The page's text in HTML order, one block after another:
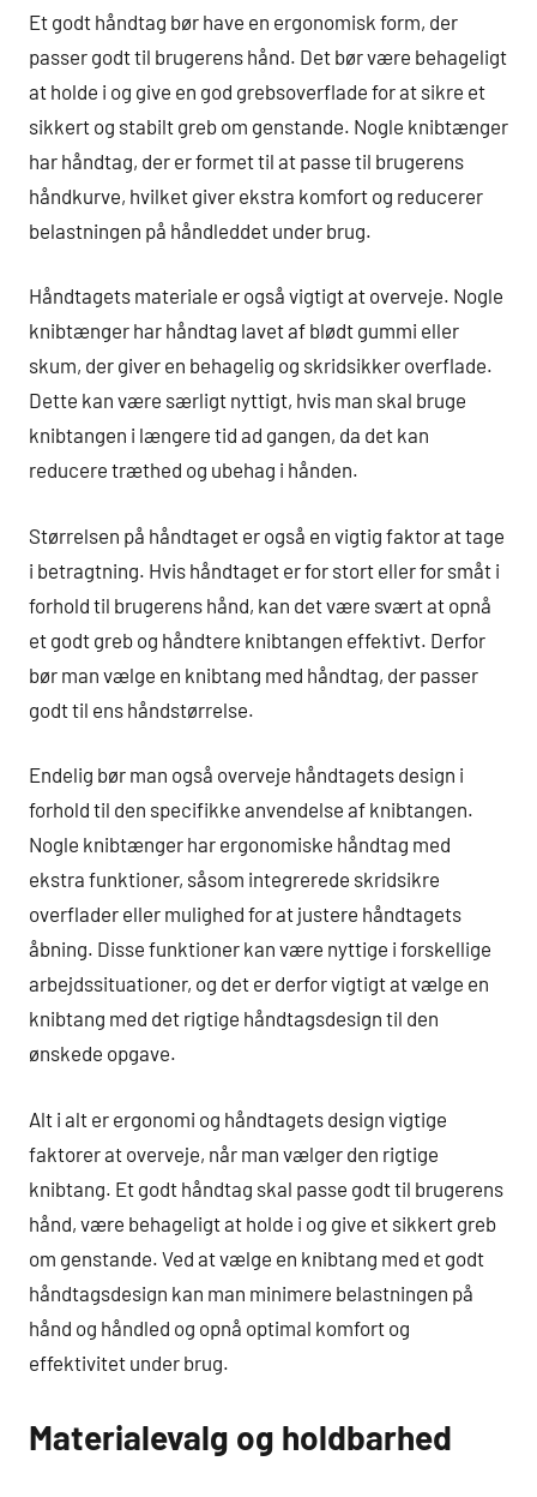
Et godt håndtag bør have en ergonomisk form, der
passer godt til brugerens hånd. Det bør være behageligt
at holde i og give en god grebsoverflade for at sikre et
sikkert og stabilt greb om genstande. Nogle knibtænger
har håndtag, der er formet til at passe til brugerens
håndkurve, hvilket giver ekstra komfort og reducerer
belastningen på håndleddet under brug.
Håndtagets materiale er også vigtigt at overveje. Nogle
knibtænger har håndtag lavet af blødt gummi eller
skum, der giver en behagelig og skridsikker overflade.
Dette kan være særligt nyttigt, hvis man skal bruge
knibtangen i længere tid ad gangen, da det kan
reducere træthed og ubehag i hånden.
Størrelsen på håndtaget er også en vigtig faktor at tage
i betragtning. Hvis håndtaget er for stort eller for småt i
forhold til brugerens hånd, kan det være svært at opnå
et godt greb og håndtere knibtangen effektivt. Derfor
bør man vælge en knibtang med håndtag, der passer
godt til ens håndstørrelse.
Endelig bør man også overveje håndtagets design i
forhold til den specifikke anvendelse af knibtangen.
Nogle knibtænger har ergonomiske håndtag med
ekstra funktioner, såsom integrerede skridsikre
overflader eller mulighed for at justere håndtagets
åbning. Disse funktioner kan være nyttige i forskellige
arbejdssituationer, og det er derfor vigtigt at vælge en
knibtang med det rigtige håndtagsdesign til den
ønskede opgave.
Alt i alt er ergonomi og håndtagets design vigtige
faktorer at overveje, når man vælger den rigtige
knibtang. Et godt håndtag skal passe godt til brugerens
hånd, være behageligt at holde i og give et sikkert greb
om genstande. Ved at vælge en knibtang med et godt
håndtagsdesign kan man minimere belastningen på
hånd og håndled og opnå optimal komfort og
effektivitet under brug.
Materialevalg og holdbarhed